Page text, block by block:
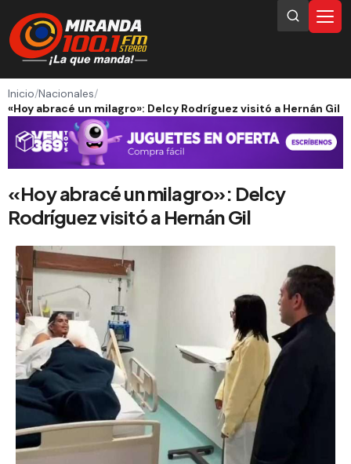
Inicio/Nacionales/
«Hoy abracé un milagro»: Delcy Rodríguez visitó a Hernán Gil
«Hoy abracé un milagro»: Delcy
Rodríguez visitó a Hernán Gil